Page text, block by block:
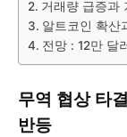
거래량 급증과
알트코인 확산
전망 : 12만 달
무역 협상 타
반등